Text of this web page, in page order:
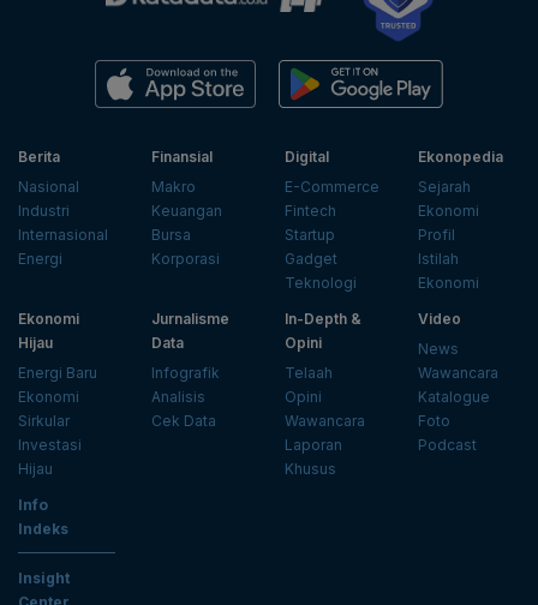
Berita
Nasional
Industri
Internasional
Energi
Finansial
Makro
Keuangan
Bursa
Korporasi
Digital
E-Commerce
Fintech
Startup
Gadget
Teknologi
Ekonopedia
Sejarah
Ekonomi
Profil
Istilah
Ekonomi
Ekonomi
Hijau
Energi Baru
Ekonomi
Sirkular
Investasi
Hijau
Jurnalisme
Data
Infografik
Analisis
Cek Data
In-Depth &
Opini
Telaah
Opini
Wawancara
Laporan
Khusus
Video
News
Wawancara
Katalogue
Foto
Podcast
Info
Indeks
Insight